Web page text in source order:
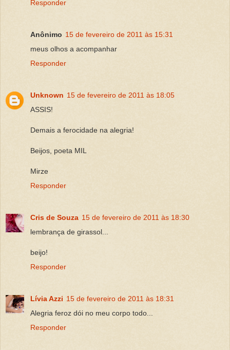
Responder
Anônimo 15 de fevereiro de 2011 às 15:31
meus olhos a acompanhar
Responder
Unknown 15 de fevereiro de 2011 às 18:05
ASSIS!
Demais a ferocidade na alegria!
Beijos, poeta MIL
Mirze
Responder
Cris de Souza 15 de fevereiro de 2011 às 18:30
lembrança de girassol...
beijo!
Responder
Lívia Azzi 15 de fevereiro de 2011 às 18:31
Alegria feroz dói no meu corpo todo...
Responder